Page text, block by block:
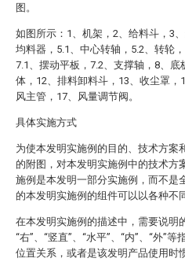
图。
如图所示：1、机架，2、给料斗，3
均料器，5.1、中心转轴，5.2、转轮
7.1、摆动平板，7.2、支撑轴，8、
体，12、排料卸料斗，13、收尘罩，
风主管，17、风量调节阀。
具体实施方式
为使本发明实施例的目的、技术方案
的附图，对本发明实施例中的技术方
施例是本发明一部分实施例，而不是
的本发明实施例的组件可以以各种不
在本发明实施例的描述中，需要说明
“右”、“竖直”、“水平”、“内”、“外”
位置关系，或者是该发明产品使用时